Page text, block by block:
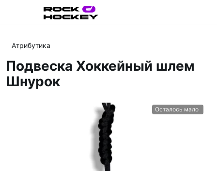
Атрибутика
Подвеска Хоккейный шлем
Шнурок
Осталось мало